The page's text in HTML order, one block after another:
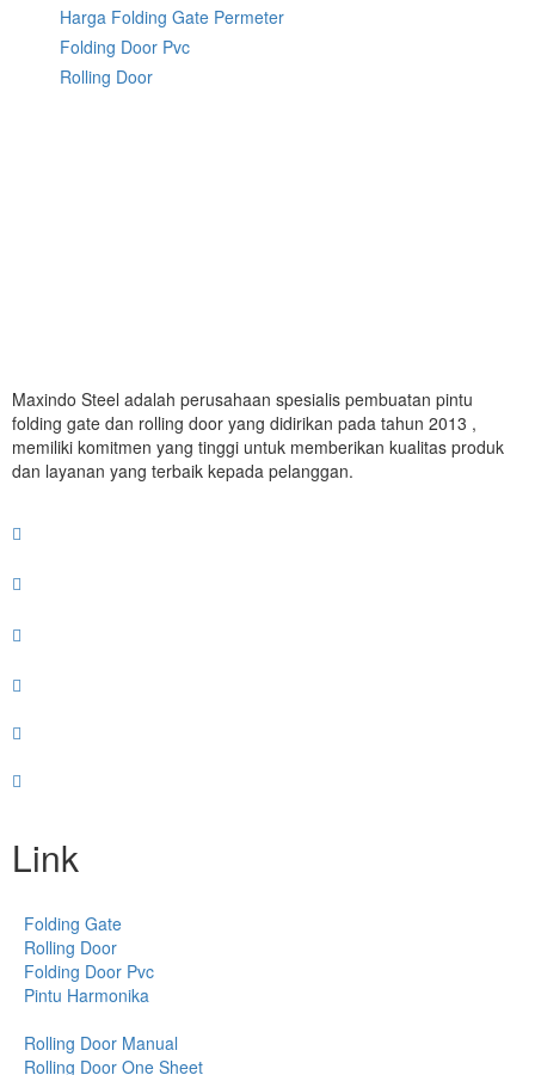
Harga Folding Gate Permeter
Folding Door Pvc
Rolling Door
Maxindo Steel adalah perusahaan spesialis pembuatan pintu
folding gate dan rolling door yang didirikan pada tahun 2013 ,
memiliki komitmen yang tinggi untuk memberikan kualitas produk
dan layanan yang terbaik kepada pelanggan.
Link
Folding Gate
Rolling Door
Folding Door Pvc
Pintu Harmonika
Rolling Door Manual
Rolling Door One Sheet